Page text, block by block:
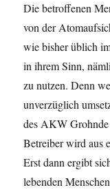
Die betroffenen
von der
wie bisher üblich
in ihrem Sinn,
zu nutzen. Denn
unverzüglich
des AKW
Betreiber wird aus
Erst dann ergibt
lebenden